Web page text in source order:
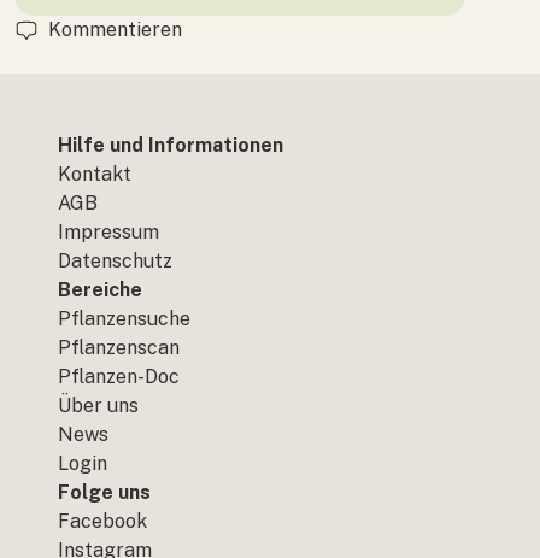
Kommentieren
Hilfe und Informationen
Kontakt
AGB
Impressum
Datenschutz
Bereiche
Pflanzensuche
Pflanzenscan
Pflanzen-Doc
Über uns
News
Login
Folge uns
Facebook
Instagram